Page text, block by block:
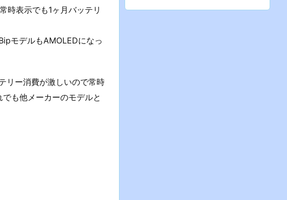
時表示でも1ヶ月バッテリ
モデルもAMOLEDになっ
リー消費が激しいので常時
も他メーカーのモデルと
内蔵 オフラインマッ